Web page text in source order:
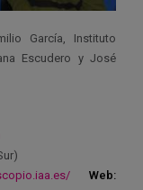
García, Instituto
Escudero y José
Web: